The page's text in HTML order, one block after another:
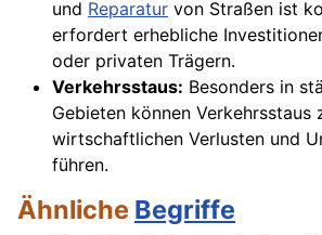
und Reparatur von Straßen ist
erfordert erhebliche
oder privaten Trägern.
Verkehrsstaus: Besonders in
Gebieten können Verkehrsstaus
wirtschaftlichen Verlusten und
führen.
Ähnliche Begriffe